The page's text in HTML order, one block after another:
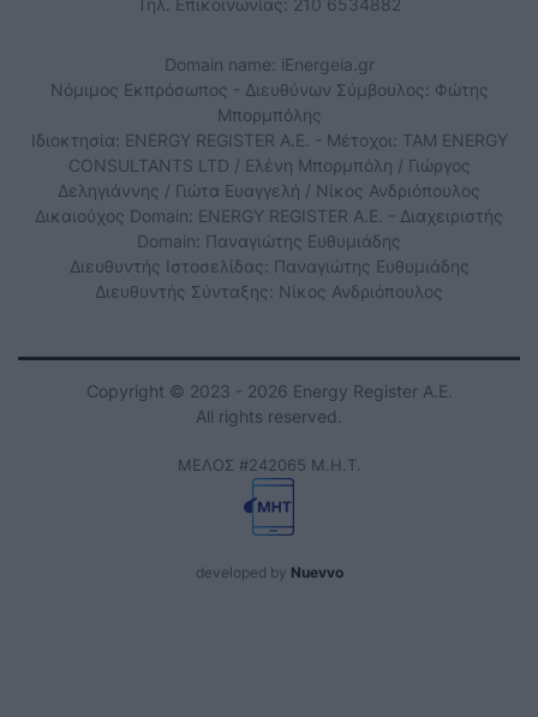
Τηλ. Επικοινωνίας: 210 6534882
Domain name: iEnergeia.gr
Νόμιμος Εκπρόσωπος - Διευθύνων Σύμβουλος: Φώτης
Μπορμπόλης
Ιδιοκτησία: ENERGY REGISTER Α.Ε. - Μέτοχοι: TAM ENERGY
CONSULTANTS LTD / Ελένη Μπορμπόλη / Γιώργος
Δεληγιάννης / Γιώτα Ευαγγελή / Νίκος Ανδριόπουλος
Δικαιούχος Domain: ENERGY REGISTER Α.Ε. - Διαχειριστής
Domain: Παναγιώτης Ευθυμιάδης
Διευθυντής Ιστοσελίδας: Παναγιώτης Ευθυμιάδης
Διευθυντής Σύνταξης: Νίκος Ανδριόπουλος
Copyright © 2023 - 2026 Energy Register Α.Ε.
All rights reserved.
ΜΕΛΟΣ #242065 Μ.Η.Τ.
developed by Nuevvo